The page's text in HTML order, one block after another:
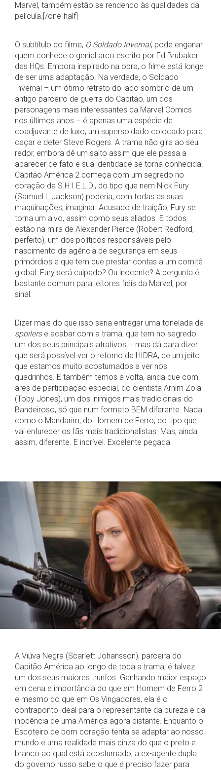
Marvel, também estão se rendendo às qualidades da
película.[/one-half]
O subtítulo do filme, O Soldado Invernal, pode enganar
quem conhece o genial arco escrito por Ed Brubaker
das HQs. Embora inspirado na obra, o filme está longe
de ser uma adaptação. Na verdade, o Soldado
Invernal – um ótimo retrato do lado sombrio de um
antigo parceiro de guerra do Capitão, um dos
personagens mais interessantes da Marvel Comics
nos últimos anos – é apenas uma espécie de
coadjuvante de luxo, um supersoldado colocado para
caçar e deter Steve Rogers. A trama não gira ao seu
redor, embora dê um salto assim que ele passa a
aparecer de fato e sua identidade se torna conhecida.
Capitão América 2 começa com um segredo no
coração da S.H.I.E.L.D., do tipo que nem Nick Fury
(Samuel L.Jackson) poderia, com todas as suas
maquinações, imaginar. Acusado de traição, Fury se
torna um alvo, assim como seus aliados. E todos
estão na mira de Alexander Pierce (Robert Redford,
perfeito), um dos políticos responsáveis pelo
nascimento da agência de segurança em seus
primórdios e que tem que prestar contas a um comitê
global. Fury será culpado? Ou inocente? A pergunta é
bastante comum para leitores fiéis da Marvel, por
sinal.
Dizer mais do que isso seria entregar uma tonelada de
spoilerse acabar com a trama, que tem no segredo
um dos seus principais atrativos – mas dá para dizer
que será possível ver o retorno da HIDRA, de um jeito
que estamos muito acostumados a ver nos
quadrinhos. E também temos a volta, ainda que com
ares de participação especial, do cientista Arnim Zola
(Toby Jones), um dos inimigos mais tradicionais do
Bandeiroso, só que num formato BEM diferente. Nada
como o Mandarim, do Homem de Ferro, do tipo que
vai enfurecer os fãs mais tradicionalistas. Mas, ainda
assim, diferente. E incrível. Excelente pegada.
A Viúva Negra (Scarlett Johansson), parceira do
Capitão América ao longo de toda a trama, é talvez
um dos seus maiores trunfos. Ganhando maior espaço
em cena e importância do que em Homem de Ferro 2
e mesmo do que em Os Vingadores, ela é o
contraponto ideal para o representante da pureza e da
inocência de uma América agora distante. Enquanto o
Escoteiro de bom coração tenta se adaptar ao nosso
mundo e uma realidade mais cinza do que o preto e
branco ao qual está acostumado, a ex-agente dupla
do governo russo sabe o que é preciso fazer para